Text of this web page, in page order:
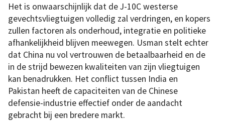
Het is onwaarschijnlijk dat de J-10C westerse
gevechtsvliegtuigen volledig zal verdringen, en kopers
zullen factoren als onderhoud, integratie en politieke
afhankelijkheid blijven meewegen. Usman stelt echter
dat China nu vol vertrouwen de betaalbaarheid en de
in de strijd bewezen kwaliteiten van zijn vliegtuigen
kan benadrukken. Het conflict tussen India en
Pakistan heeft de capaciteiten van de Chinese
defensie-industrie effectief onder de aandacht
gebracht bij een bredere markt.